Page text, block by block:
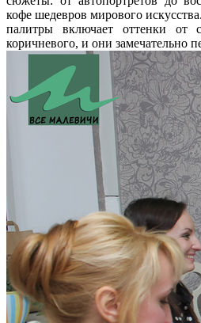
кофе шедевров мирового
палитры включает оттенки от
коричневого, и они замечательно